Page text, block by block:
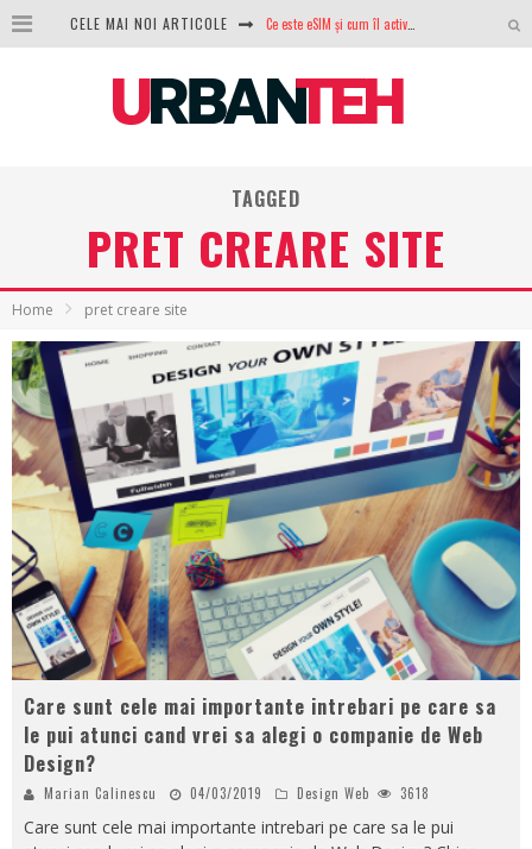
CELE MAI NOI ARTICOLE
100 GB de internet mobil gratuit de la Orange. Fără contract, fără acte și fără obligații
Analiza producției fotovoltaice în România – cât produce un sistem solar pe timp de iarnă?
NVIDIA avertizează: memoria RAM și SSD-urile ar putea deveni și mai scumpe în perioada următoare
TAGGED
PRET CREARE SITE
Home pret creare site
Care sunt cele mai importante intrebari pe care sa
le pui atunci cand vrei sa alegi o companie de Web
Design?
Marian Calinescu 04/03/2019 Design Web 3618
Care sunt cele mai importante intrebari pe care sa le pui